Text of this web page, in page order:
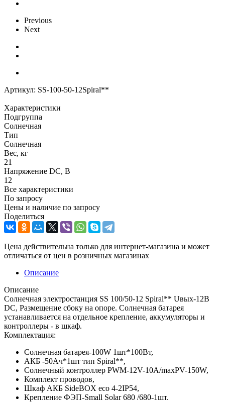
Previous
Next
Артикул: SS-100-50-12Spiral**
Характеристики
Подгруппа
Солнечная
Тип
Солнечная
Вес, кг
21
Напряжение DC, В
12
Все характеристики
По запросу
Цены и наличие по запросу
Поделиться
Цена действительна только для интернет-магазина и может
отличаться от цен в розничных магазинах
Описание
Описание
Солнечная электростанция SS 100/50-12 Spiral** Uвых-12В
DC, Размещение сбоку на опоре. Солнечная батарея
устанавливается на отдельное крепление, аккумуляторы и
контроллеры - в шкаф.
Комплектация:
Солнечная батарея-100W 1шт*100Вт,
АКБ -50Aч*1шт тип Spiral**,
Солнечный контроллер PWM-12V-10A/maxPV-150W,
Комплект проводов,
Шкаф АКБ SideBOX eco 4-2IP54,
Крепление ФЭП-Small Solar 680 /680-1шт.